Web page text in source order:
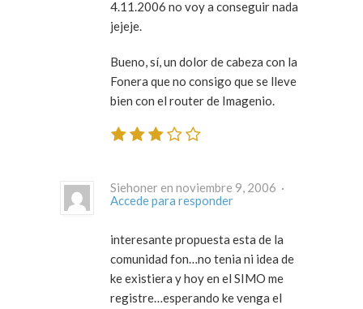
4.11.2006 no voy a conseguir nada
jejeje.
Bueno, sí, un dolor de cabeza con la
Fonera que no consigo que se lleve
bien con el router de Imagenio.
Siehoner en noviembre 9, 2006 ·
Accede para responder
interesante propuesta esta de la
comunidad fon…no tenia ni idea de
ke existiera y hoy en el SIMO me
registre…esperando ke venga el